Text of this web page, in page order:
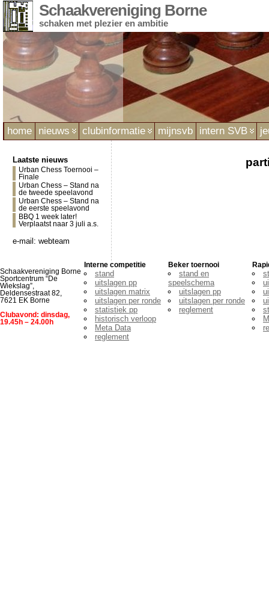
Schaakvereniging Borne
schaken met plezier en ambitie
home nieuws clubinformatie mijnsvb intern SVB
Laatste nieuws
Urban Chess Toernooi –
Finale
Urban Chess – Stand na
de tweede speelavond
Urban Chess – Stand na
de eerste speelavond
BBQ 1 week later!
Verplaatst naar 3 juli a.s.
e-mail: webteam
Schaakvereniging Borne
Sportcentrum “De
Wiekslag”,
Deldensestraat 82,
7621 EK Borne
Clubavond: dinsdag,
19.45h – 24.00h
Interne competitie
stand
uitslagen pp
uitslagen matrix
uitslagen per ronde
statistiek pp
historisch verloop
Meta Data
reglement
Beker toernooi
stand en
speelschema
uitslagen pp
uitslagen per ronde
reglement